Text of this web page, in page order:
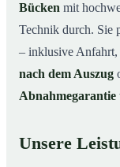
Bücken mit
Technik durch. Sie
– inklusive
nach dem Auszug
Abnahmegarantie
Unsere